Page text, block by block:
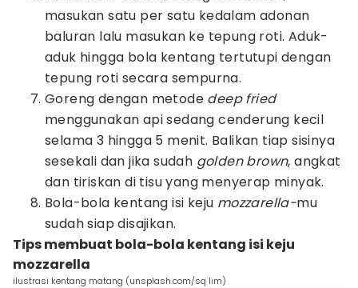
masukan satu per satu kedalam adonan
baluran lalu masukan ke tepung roti. Aduk-
aduk hingga bola kentang tertutupi dengan
tepung roti secara sempurna.
Goreng dengan metode deep fried
menggunakan api sedang cenderung kecil
selama 3 hingga 5 menit. Balikan tiap sisinya
sesekali dan jika sudah golden brown, angkat
dan tiriskan di tisu yang menyerap minyak.
Bola-bola kentang isi keju mozzarella-mu
sudah siap disajikan.
Tips membuat bola-bola kentang isi keju
mozzarella
ilustrasi kentang matang (unsplash.com/sq lim)